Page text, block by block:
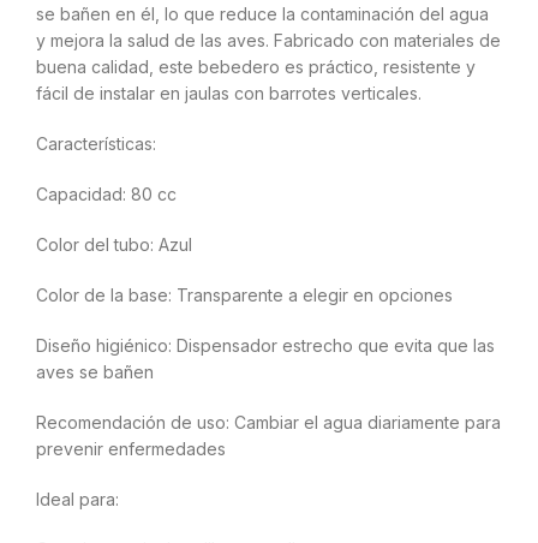
se bañen en él, lo que reduce la contaminación del agua
y mejora la salud de las aves. Fabricado con materiales de
buena calidad, este bebedero es práctico, resistente y
fácil de instalar en jaulas con barrotes verticales.
Características:
Capacidad: 80 cc
Color del tubo: Azul
Color de la base: Transparente a elegir en opciones
Diseño higiénico: Dispensador estrecho que evita que las
aves se bañen
Recomendación de uso: Cambiar el agua diariamente para
prevenir enfermedades
Ideal para: